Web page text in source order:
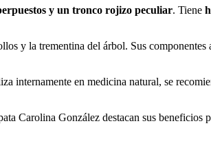
y un tronco rojizo peculiar. Tiene
y la trementina del árbol. Sus componentes
internamente en medicina natural, se
Carolina González destacan sus beneficios